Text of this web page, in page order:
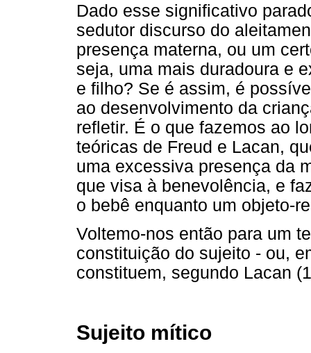
Dado esse significativo
sedutor discurso do
presença materna, ou um
seja, uma mais duradoura e
e filho? Se é assim, é
ao desenvolvimento da
refletir. É o que fazemos ao
teóricas de Freud e Lacan,
uma excessiva presença da
que visa à benevolência, e
o bebê enquanto um objeto-
Voltemo-nos então para um
constituição do sujeito - ou,
constituem, segundo Lacan
Sujeito mítico